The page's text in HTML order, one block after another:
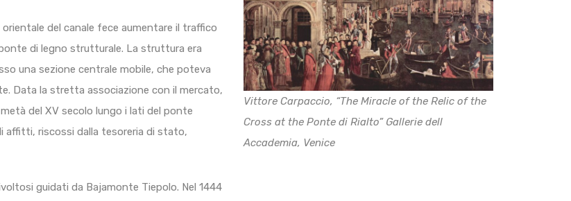
del canale fece aumentare il traffico
di legno strutturale. La struttura era
una sezione centrale mobile, che poteva
Data la stretta associazione con il mercato,
del XV secolo lungo i lati del ponte
affitti, riscossi dalla tesoreria di stato,
guidati da Bajamonte Tiepolo. Nel 1444
Vittore Carpaccio, “The Miracle of the Relic of the
Cross at the Ponte di Rialto” Gallerie dell
Accademia, Venice